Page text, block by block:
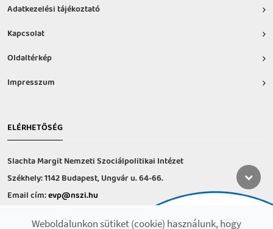
Adatkezelési tájékoztató
Kapcsolat
Oldaltérkép
Impresszum
ELÉRHETŐSÉG
Slachta Margit Nemzeti Szociálpolitikai Intézet
Székhely: 1142 Budapest, Ungvár u. 64-66.
Email cím:evp@nszi.hu
Weboldalunkon sütiket (cookie) használunk, hogy